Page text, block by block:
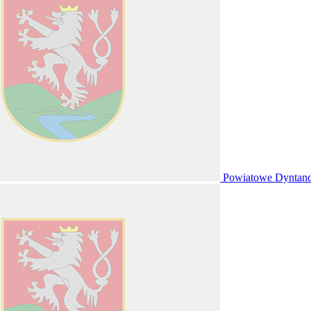
Powiatowe